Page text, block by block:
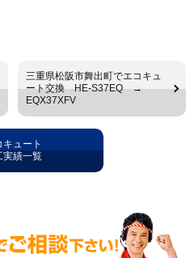
三重県松阪市舞出町でエコキュ
ート交換 HE-S37EQ →
EQX37XFV
キュート
実績一覧